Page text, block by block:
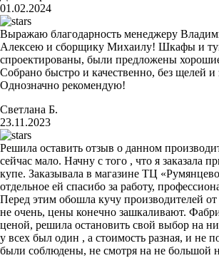
01.02.2024
Выражаю благодарность менеджеру
Алексею и сборщику Михаилу! Шкафы и
спроектированы, были предложены
Собрано быстро и качественно, без щелей и
Однозначно рекомендую!
Светлана Б.
23.11.2023
Решила оставить отзыв о данном
сейчас мало. Начну с того , что я заказала
купе. Заказывала в магазине ТЦ
отдельное ей спасибо за работу,
Перед этим обошла кучу производителей
не очень, цены конечно зашкаливают.
ценой, решила остановить свой выбор на
у всех был один , а стоимость разная, и не
были соблюдены, не смотря на не большой